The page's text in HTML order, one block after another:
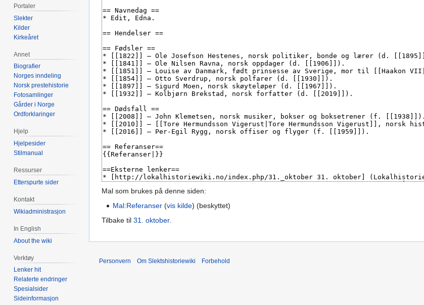
Mal som brukes på denne siden:
Mal:Referanser (vis kilde) (beskyttet)
Tilbake til 31. oktober.
Portaler
Slekter
Kilder
Kirkeåret
Annet
Biografier
Norges inndeling
Norsk prestehistorie
Fotosamlinger
Gårder i Norge
Ordforklaringer
Hjelp
Hjelpesider
Stilmanual
Ressurser
Etterspurte sider
Kontakt
Wikiadministrasjon
In English
About the wiki
Verktøy
Lenker hit
Relaterte endringer
Spesialsider
Sideinformasjon
Personvern Om Slektshistoriewiki Forbehold